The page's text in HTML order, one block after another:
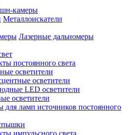
камеры
Металлоискатели
Лазерные дальномеры
постоянного света
осветители
осветители
LED осветители
осветители
для ламп источников постоянного
импульсного света